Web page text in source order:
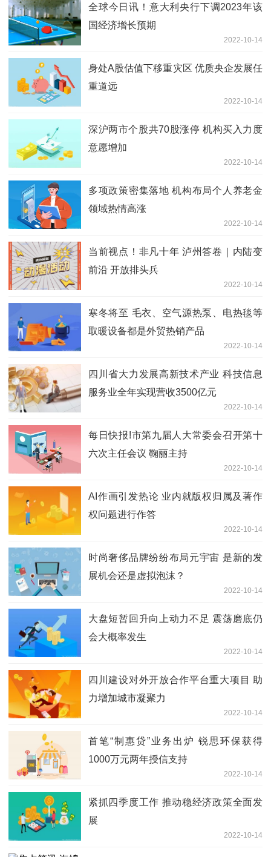
全球今日讯！意大利央行下调2023年该
国经济增长预期
2022-10-14
身处A股估值下移重灾区 优质央企发展任
重道远
2022-10-14
深沪两市个股共70股涨停 机构买入力度
意愿增加
2022-10-14
多项政策密集落地 机构布局个人养老金
领域热情高涨
2022-10-14
当前视点！非凡十年 泸州答卷｜内陆变
前沿 开放排头兵
2022-10-14
寒冬将至 毛衣、空气源热泵、电热毯等
取暖设备都是外贸热销产品
2022-10-14
四川省大力发展高新技术产业 科技信息
服务业全年实现营收3500亿元
2022-10-14
每日快报!市第九届人大常委会召开第十
六次主任会议 鞠丽主持
2022-10-14
AI作画引发热论 业内就版权归属及著作
权问题进行作答
2022-10-14
时尚奢侈品牌纷纷布局元宇宙 是新的发
展机会还是虚拟泡沫？
2022-10-14
大盘短暂回升向上动力不足 震荡磨底仍
会大概率发生
2022-10-14
四川建设对外开放合作平台重大项目 助
力增加城市凝聚力
2022-10-14
首笔“制惠贷”业务出炉 锐思环保获得
1000万元两年授信支持
2022-10-14
紧抓四季度工作 推动稳经济政策全面发
展
2022-10-14